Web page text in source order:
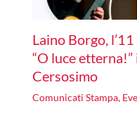
Laino Borgo,
“O luce
Cersosimo
Comunicati Stampa,